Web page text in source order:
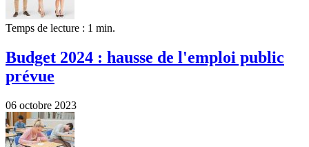
Temps de lecture : 1 min.
Budget 2024 : hausse de l'emploi public
prévue
06 octobre 2023